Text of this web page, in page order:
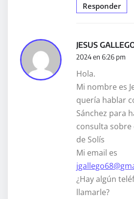
Responder
JESUS
2024 en 6:26 pm
Hola.
Mi nombre es
quería hablar
Sánchez para
consulta sobre
de Solís
Mi email es
¿Hay algún
llamarle?